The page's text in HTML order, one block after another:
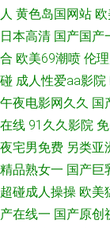
情 91秦先生在线在
91免费网址n 四虎性
婷视频 91双飞在线
射射网com 欧美亚成
喷水网站 另类性爱
人 黄色岛国网站
日本高清 国产国产
合 欧美69潮喷 伦
碰 成人性爱aa影院
午夜电影网久久 国
在线 91久久影院
夜宅男免费 另类亚
精品熟女一 国产巨
超碰成人操操 欧美
产在线一 国产原创